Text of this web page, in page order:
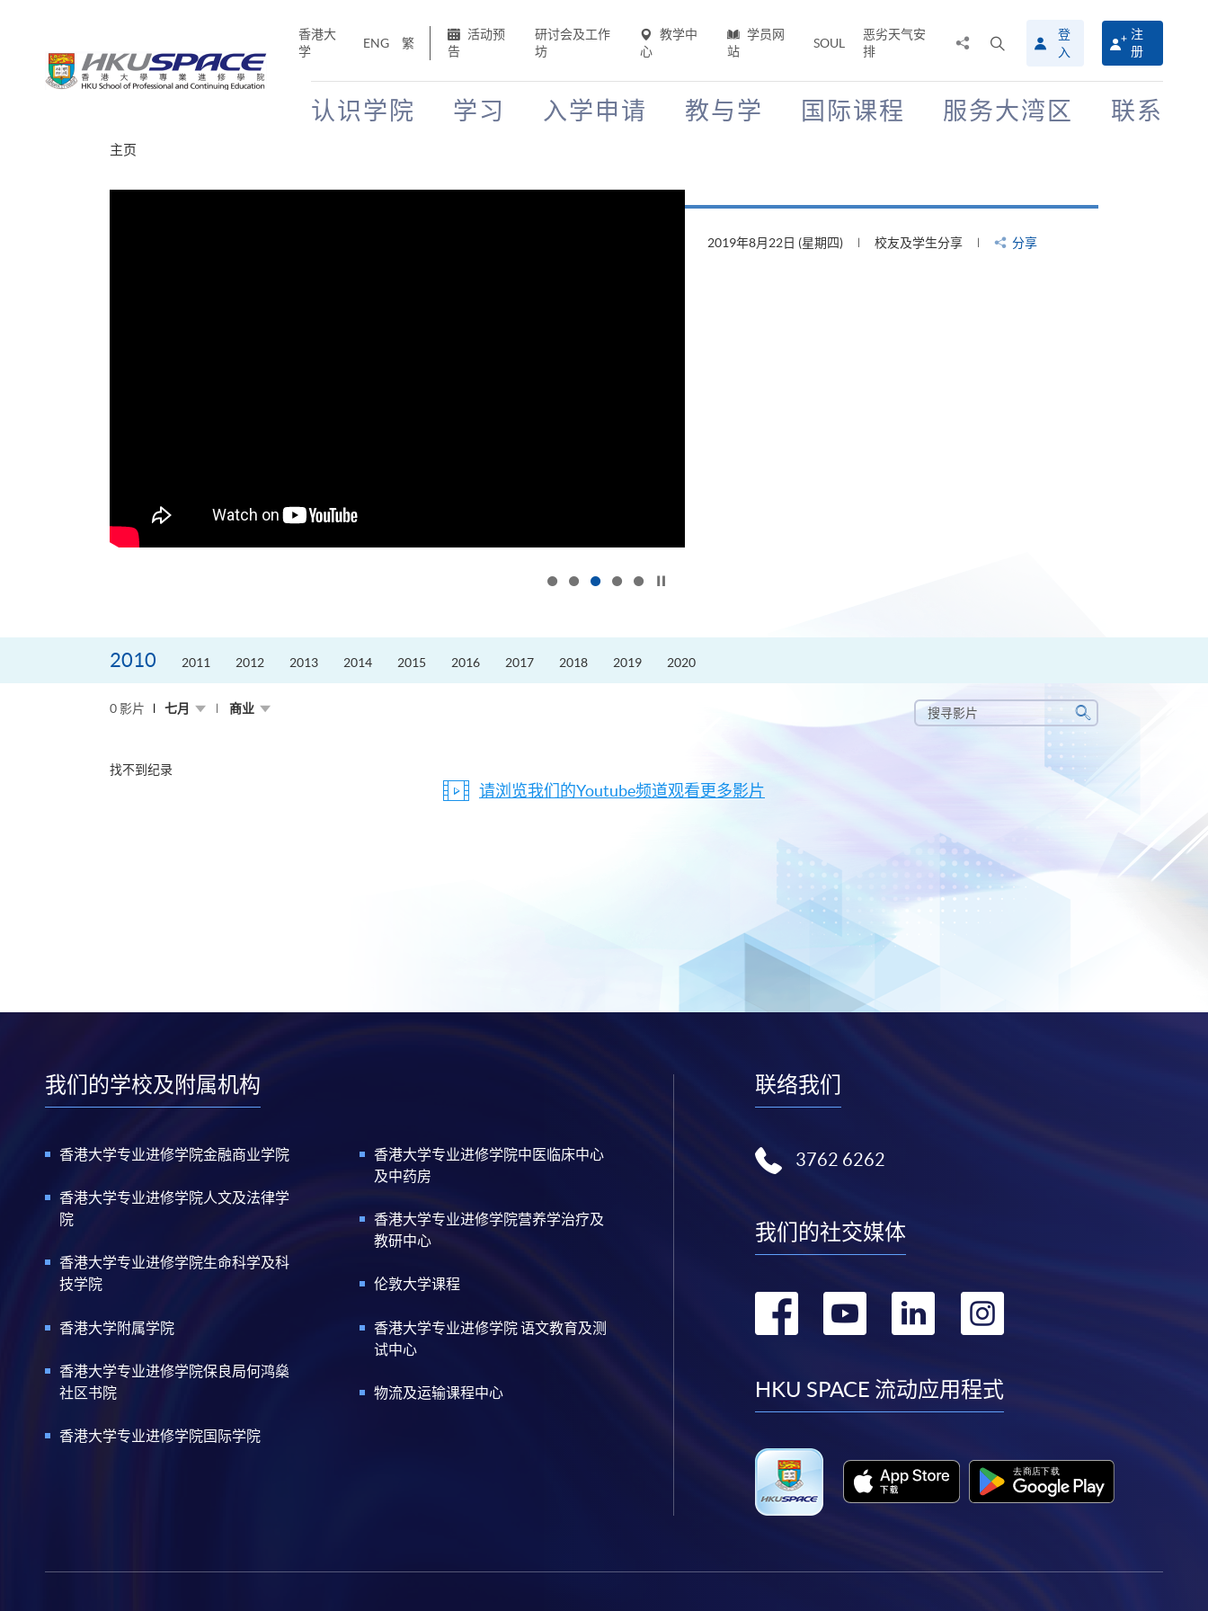
香港大
学
ENG 繁
活动预
告
研讨会及工作
坊
教学中
心
学员网
站
SOUL
恶劣天气安
排
搜
寻
介
登
入
注
册
认识学院 学习 入学申请 教与学 国际课程 服务大湾区 联系
主页
2019年8月22日 (星期四) 校友及学生分享 分享
2010 2011 2012 2013 2014 2015 2016 2017 2018 2019 2020
0 影片 七月 商业
搜
寻
搜
寻
找不到纪录
请浏览我们的Youtube频道观看更多影片
我们的学校及附属机构
香港大学专业进修学院金融商业学院
香港大学专业进修学院人文及法律学
院
香港大学专业进修学院生命科学及科
技学院
香港大学附属学院
香港大学专业进修学院保良局何鸿燊
社区书院
香港大学专业进修学院国际学院
香港大学专业进修学院中医临床中心
及中药房
香港大学专业进修学院营养学治疗及
教研中心
伦敦大学课程
香港大学专业进修学院 语文教育及测
试中心
物流及运输课程中心
联络我们
3762 6262
我们的社交媒体
转
facebook
转
youtube
转
linkedin
转
instagram
HKU SPACE 流动应用程式